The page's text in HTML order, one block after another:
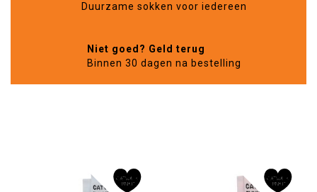
Duurzame sokken voor iedereen
Niet goed? Geld terug
Binnen 30 dagen na bestelling